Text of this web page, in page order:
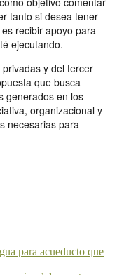
tanto si desea tener
recibir apoyo para
ejecutando.
y del tercer
que busca
generados en los
organizacional y
necesarias para
para acueducto que